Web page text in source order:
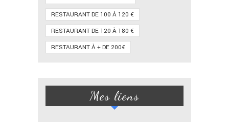
RESTAURANT DE 100 À 120 €
RESTAURANT DE 120 À 180 €
RESTAURANT À + DE 200€
Mes liens